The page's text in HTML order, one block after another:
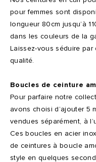
pour femmes sont
longueur 80cm jusqu’à
dans les couleurs de la
Laissez-vous séduire
qualité.
Boucles de ceinture
Pour parfaire notre
avons choisi d’ajouter 5
vendues séparément, à
Ces boucles en acier
de ceintures à boucle
style en quelques